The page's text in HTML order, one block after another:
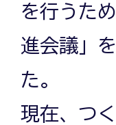
を行うた
進会議」
た。
現在、つ